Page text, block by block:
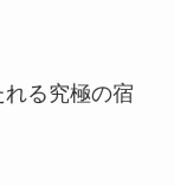
る究極の宿